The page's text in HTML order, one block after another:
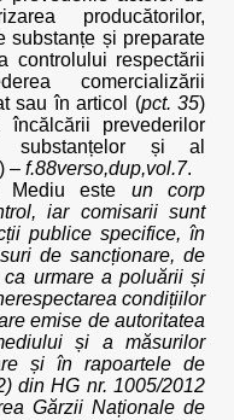
producătorilor,
substanțe și preparate
controlului respectării
comercializării
sau în articol (pct. 35)
prevederilor
substanțelor și al
) – f.88verso,dup,vol.7.
Mediu este un corp
iar comisarii sunt
publice specifice, în
de sancționare, de
ca urmare a poluării și
condițiilor
emise de autoritatea
și a măsurilor
și în rapoartele de
din HG nr. 1005/2012
Gărzii Naționale de